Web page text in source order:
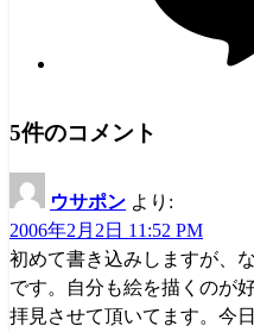
5件のコメント
ウサポン より:
2006年2月2日 11:52 PM
初めて書き込みしますが、
です。自分も絵を描くのが
拝見させて頂いてます。今